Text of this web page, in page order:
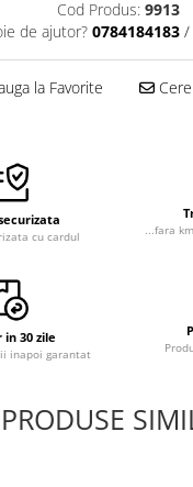
Cod Produs: 9913
de ajutor? 0784184183 /
la Favorite Cere
cu cardul
...fara
in 30 zile
inapoi garantat
PRODUSE